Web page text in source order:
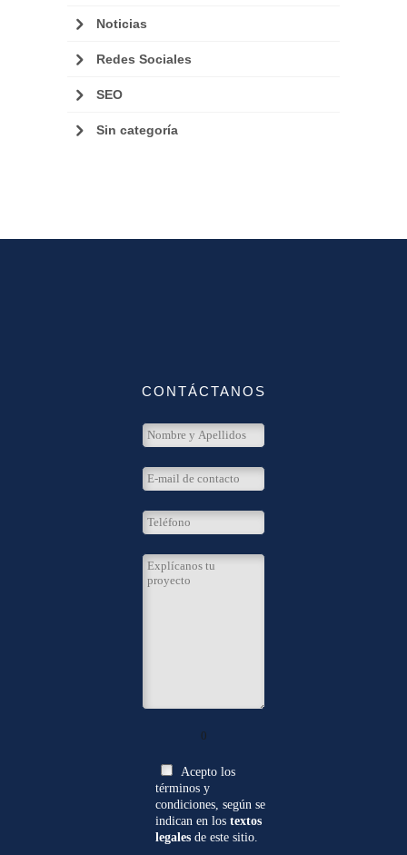
Noticias
Redes Sociales
SEO
Sin categoría
CONTÁCTANOS
0
Acepto los
términos y
condiciones, según se
indican en los textos
legalesde este sitio.